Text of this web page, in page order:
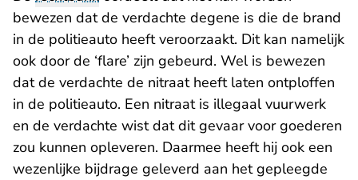
bewezen dat de verdachte degene is die de brand
in de politieauto heeft veroorzaakt. Dit kan namelijk
ook door de ‘flare’ zijn gebeurd. Wel is bewezen
dat de verdachte de nitraat heeft laten ontploffen
in de politieauto. Een nitraat is illegaal vuurwerk
en de verdachte wist dat dit gevaar voor goederen
zou kunnen opleveren. Daarmee heeft hij ook een
wezenlijke bijdrage geleverd aan het gepleegde